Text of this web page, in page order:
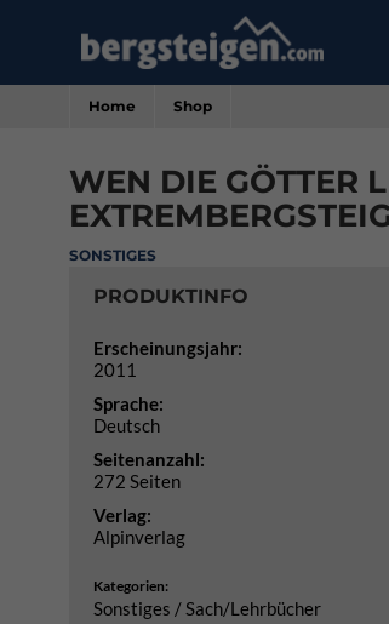
Home Shop
WEN DIE GÖTTER
SONSTIGES
PRODUKTINFO
Erscheinungsjahr:
2011
Sprache:
Deutsch
Seitenanzahl:
272 Seiten
Verlag:
Alpinverlag
Kategorien:
Sonstiges / Sach/Lehrbücher